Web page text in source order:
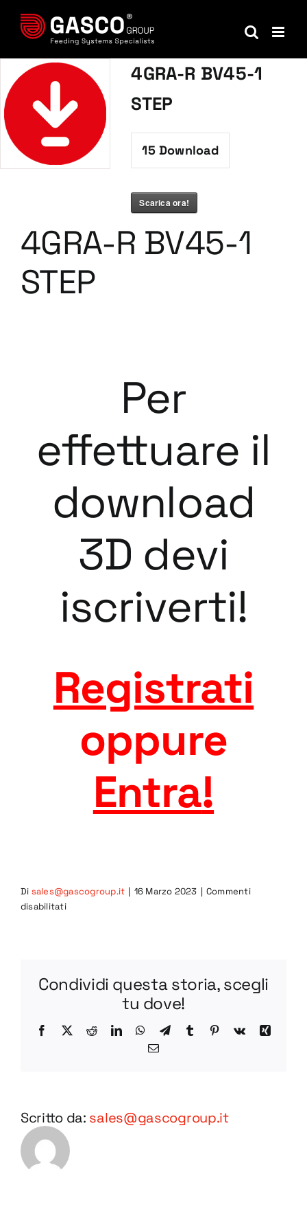
contenuto
4GRA-R BV45-1
STEP
15Download
Scarica ora!
4GRA-R BV45-1
STEP
Per
effettuare il
download
3D devi
iscriverti!
Registrati
oppure
Entra!
Di sales@gascogroup.it | 16 Marzo 2023 | Commenti
disabilitatisu
STEP
Condividi questa storia, scegli
tu dove!
Facebook
X RedditLinkedInWhatsApp
TelegramTumblr Pinterest
Vk
Xing
Email
Scritto da: sales@gascogroup.it